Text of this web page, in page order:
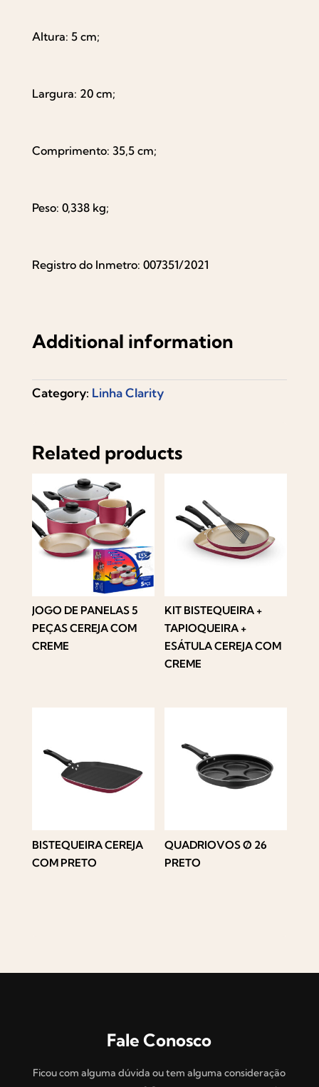
Altura: 5 cm;
Largura: 20 cm;
Comprimento: 35,5 cm;
Peso: 0,338 kg;
Registro do Inmetro: 007351/2021
Additional information
Category: Linha Clarity
Related products
JOGO DE PANELAS 5
PEÇAS CEREJA COM
CREME
KIT BISTEQUEIRA +
TAPIOQUEIRA +
ESÁTULA CEREJA COM
CREME
BISTEQUEIRA CEREJA
COM PRETO
QUADRIOVOS Ø 26
PRETO
Fale Conosco
Ficou com alguma dúvida ou tem alguma consideração